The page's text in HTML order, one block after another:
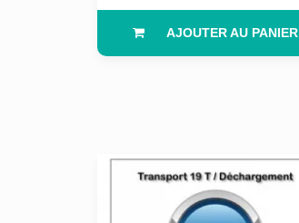
AJOUTER AU PANIER